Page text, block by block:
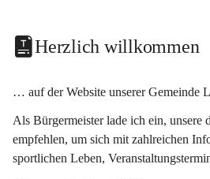
Herzlich willkommen
… auf der Website unserer Gemeinde
Als Bürgermeister lade ich ein,
empfehlen, um sich mit zahlreichen
sportlichen Leben,